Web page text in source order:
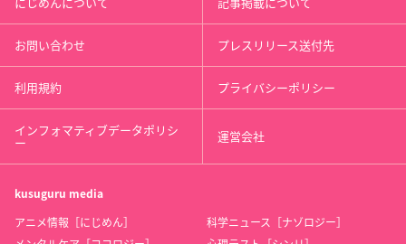
お問い合わせ プレスリリース送付先
利用規約 プライバシーポリシー
インフォマティブデータポリシ
ー 運営会社
kusuguru media
アニメ情報［にじめん］
科学ニュース［ナゾロジー］